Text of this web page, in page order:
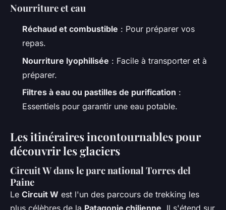
Nourriture et eau
Réchaud et combustible : Pour préparer vos
repas.
Nourriture lyophilisée : Facile à transporter et à
préparer.
Filtres à eau ou pastilles de purification :
Essentiels pour garantir une eau potable.
Les itinéraires incontournables pour
découvrir les glaciers
Circuit W dans le parc national Torres del
Paine
Le Circuit W est l'un des parcours de trekking les